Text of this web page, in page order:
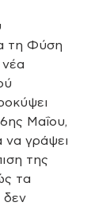
τη Φύση
Μαΐου,
να γράψει
της
τα
δεν